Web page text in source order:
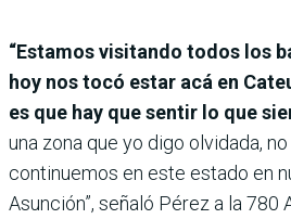
“Estamos visitando todos los
hoy nos tocó estar acá en
es que hay que sentir lo que
una zona que yo digo olvidada,
continuemos en este estado en
Asunción”, señaló Pérez a la 780